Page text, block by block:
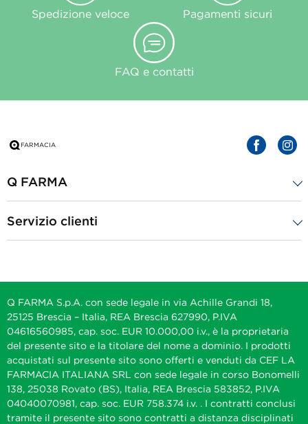
Spedizione veloce Pagamenti sicuri
FAQ e contatti
Q FARMA
Servizio clienti
Q FARMA S.p.A. con sede legale in via Achille Grandi 18,
25125 Brescia – Italia, REA Brescia 627990, P.IVA
04616560985, cap. soc. EUR 10.000,00 i.v., è la proprietaria
del presente sito e la titolare del nome a dominio. I prodotti
acquistati sul presente sito sono offerti e venduti da CEF LA
FARMACIA ITALIANA SRL con sede legale in corso Bonomelli
138, 25038 Rovato (BS), Italia, REA Brescia 583852, P.IVA
04040070981, cap. soc. EUR 758.374 i.v. . I contratti conclusi
tramite il presente sito sono contratti a distanza disciplinati